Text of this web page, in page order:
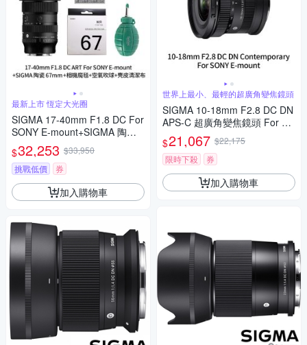
最新上市 恆定大光圈
SIGMA 17-40mm F1.8 DC For
SONY E-mount+SIGMA 陶瓷 6
7mm保護鏡+相機魔毯+BW-13
0吹球+3030麂皮清潔布 (公司
貨)
$32,253 $33,950
挑戰低價
券
加入購物車
世界上最小、最輕的超廣角變焦鏡頭
SIGMA 10-18mm F2.8 DC DN
APS-C 超廣角變焦鏡頭 For SO
NY E-mount (公司貨)
$21,067 $22,175
限時下殺
券
加入購物車